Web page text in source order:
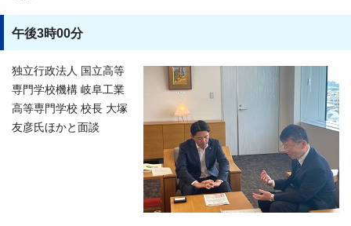
午後3時00分
独立行政法人 国立高等
専門学校機構 岐阜工業
高等専門学校 校長 大塚
友彦氏ほかと面談